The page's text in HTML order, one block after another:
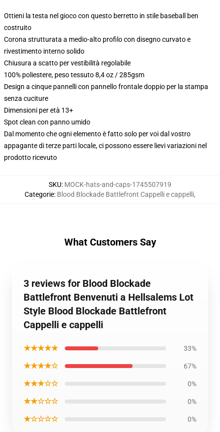
Ottieni la testa nel gioco con questo berretto in stile baseball ben
costruito
Corona strutturata a medio-alto profilo con disegno curvato e
rivestimento interno solido
Chiusura a scatto per vestibilità regolabile
100% poliestere, peso tessuto 8,4 oz / 285gsm
Design a cinque pannelli con pannello frontale doppio per la stampa
senza cuciture
Dimensioni per età 13+
Spot clean con panno umido
Dal momento che ogni elemento è fatto solo per voi dal vostro
appagante di terze parti locale, ci possono essere lievi variazioni nel
prodotto ricevuto
SKU: MOCK-hats-and-caps-1745507919
Categorie: Blood Blockade Battlefront Cappelli e cappelli,
What Customers Say
3 reviews for Blood Blockade
Battlefront Benvenuti a Hellsalems Lot
Style Blood Blockade Battlefront
Cappelli e cappelli
★★★★★ 33%
★★★★☆ 67%
★★★☆☆ 0%
★★☆☆☆ 0%
★☆☆☆☆ 0%